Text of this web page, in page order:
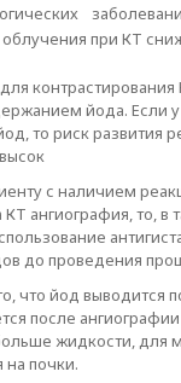
при КТ
контрастирования
йода. Если
то риск развития
с наличием
ангиография, то, в
до проведения
что йод выводится
после
жидкости, для
на почки.